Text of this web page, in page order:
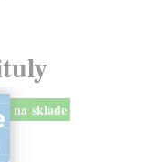
na sklade